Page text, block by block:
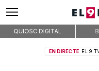
QUIOSC DIGITAL
EN DIRECTE EL 9